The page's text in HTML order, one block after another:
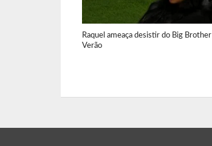
Raquel ameaça desistir do Big Brother
Verão